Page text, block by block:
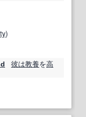
)
彼は教養を高